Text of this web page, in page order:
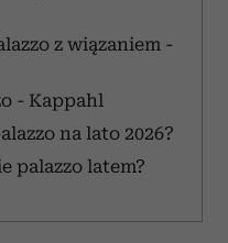
z wiązaniem -
- Kappahl
na lato 2026?
palazzo latem?